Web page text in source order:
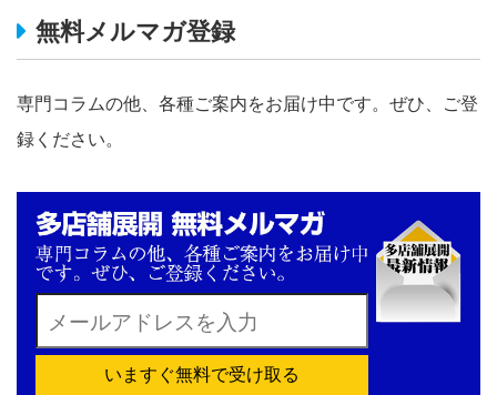
無料メルマガ登録
専門コラムの他、各種ご案内をお届け中です。ぜひ、ご登
録ください。
いますぐ無料で受け取る